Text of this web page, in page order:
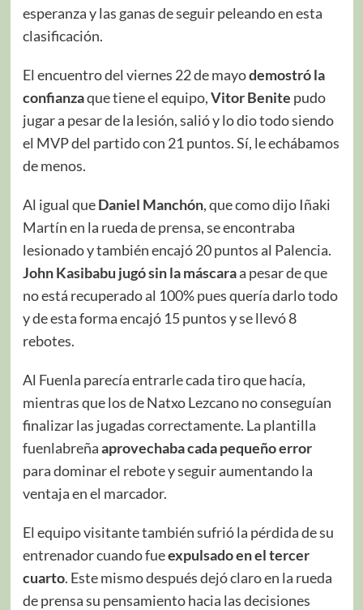
esperanza y las ganas de seguir peleando en esta
clasificación.
El encuentro del viernes 22 de mayodemostró la
confianzaque tiene el equipo,Vitor Benite pudo
jugar a pesar de la lesión, salió y lo dio todo siendo
el MVP del partido con 21 puntos. Sí, le echábamos
de menos.
Al igual queDaniel Manchón, que como dijo Iñaki
Martín en la rueda de prensa, se encontraba
lesionado y también encajó 20 puntos al Palencia.
John Kasibabu jugó sin la máscaraa pesar de que
no está recuperado al 100% pues quería darlo todo
y de esta forma encajó 15 puntos y se llevó 8
rebotes.
Al Fuenla parecía entrarle cada tiro que hacía,
mientras que los de Natxo Lezcano no conseguían
finalizar las jugadas correctamente. La plantilla
fuenlabreñaaprovechaba cada pequeño error
para dominar el rebote y seguir aumentando la
ventaja en el marcador.
El equipo visitante también sufrió la pérdida de su
entrenador cuando fueexpulsado en el tercer
cuarto. Este mismo después dejó claro en la rueda
de prensa su pensamiento hacia las decisiones